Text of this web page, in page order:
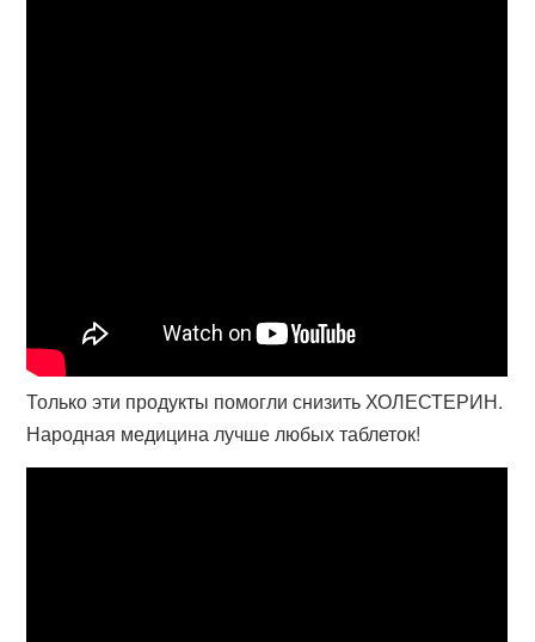
Только эти продукты помогли снизить ХОЛЕСТЕРИН.
Народная медицина лучше любых таблеток!